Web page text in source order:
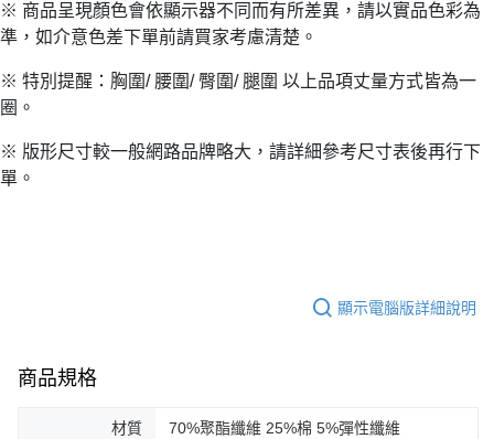
※ 商品呈現顏色會依顯示器不同而有所差異，請以實品色彩為
準，如介意色差下單前請買家考慮清楚。
※ 特別提醒：胸圍/ 腰圍/ 臀圍/ 腿圍 以上品項丈量方式皆為一
圈。
※ 版形尺寸較一般網路品牌略大，請詳細參考尺寸表後再行下
單。
顯示電腦版詳細說明
商品規格
材質 70%聚酯纖維 25%棉 5%彈性纖維